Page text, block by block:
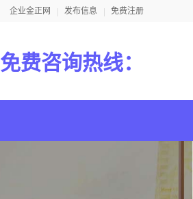
企业金正网 发布信息 免费注册
免费咨询热线：